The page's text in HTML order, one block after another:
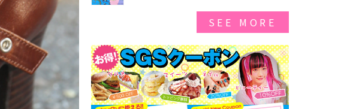
SEE MORE